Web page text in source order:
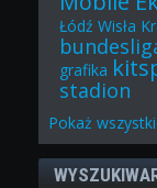
Łódź Wisła
grafika
stadion
Pokaż